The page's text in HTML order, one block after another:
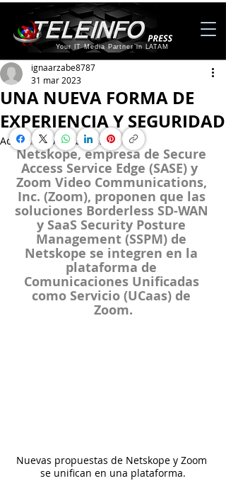
Your IT Media Partner in LATAM
UNA NUEVA FORMA DE
EXPERIENCIA Y SEGURIDAD
ignaarzabe8787
31 mar 2023
Actualizado: 1 abr 2023
Netskope, empresa de Secure
Access Service Edge (SASE) y
Zoom Video Communications,
Inc. (Zoom), proponen que las
soluciones Borderless SD-WAN
y SaaS Security Posture
Management (SSPM) de
Netskope se integren en la
plataforma de
Comunicaciones Unificadas
como Servicio (UCaas) de
Zoom.
Nuevas propuestas de Netskope y Zoom
se unifican en una plataforma.